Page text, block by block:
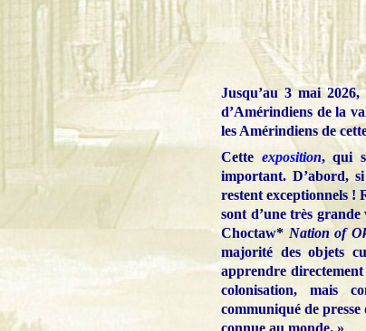
Jusqu’au 3 mai
d’Amérindiens de la
les Amérindiens de
Cette exposition, qui
important. D’abord,
restent exceptionnels !
sont d’une très
Choctaw* Nation of
majorité des objets
apprendre directement
colonisation, mais
communiqué de
connue au monde. »